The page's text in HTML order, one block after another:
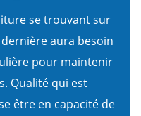
se trouvant sur
aura besoin
pour maintenir
Qualité qui est
être en capacité de